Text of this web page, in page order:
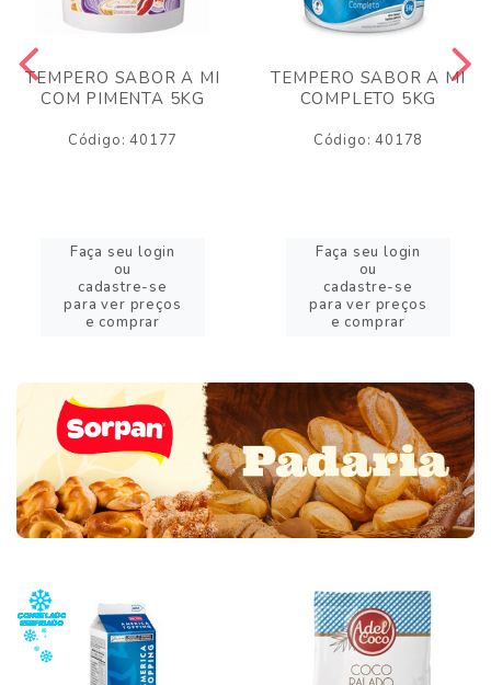
TEMPERO SABOR A MI
COM PIMENTA 5KG
Código: 40177
Faça seu login
ou
cadastre-se
para ver preços
e comprar
TEMPERO SABOR A MI
COMPLETO 5KG
Código: 40178
Faça seu login
ou
cadastre-se
para ver preços
e comprar